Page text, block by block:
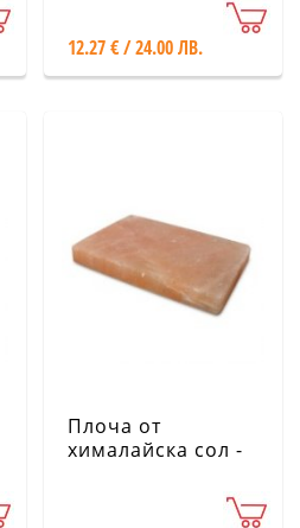
12.27 € / 24.00 ЛВ.
Плоча от
хималайска сол -